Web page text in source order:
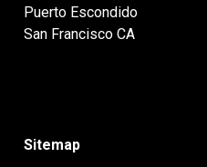
Puerto Escondido
San Francisco CA
Sitemap